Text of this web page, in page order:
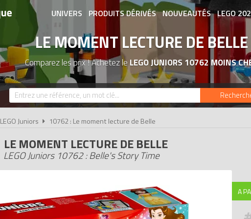
UNIVERS PRODUITS DÉRIVÉS NOUVEAUTÉS LEGO
ASSOCIATIONS DE FANS EXPOSITIONS
LE MOMENT LECTURE DE BELLE
Comparez les prix ! Achetez leLEGO JUNIORS 10762 MOINS
LEGO Juniors 10762 : Le moment lecture de Belle
LE MOMENT LECTURE DE BELLE
LEGO Juniors 10762 : Belle's Story Time
A